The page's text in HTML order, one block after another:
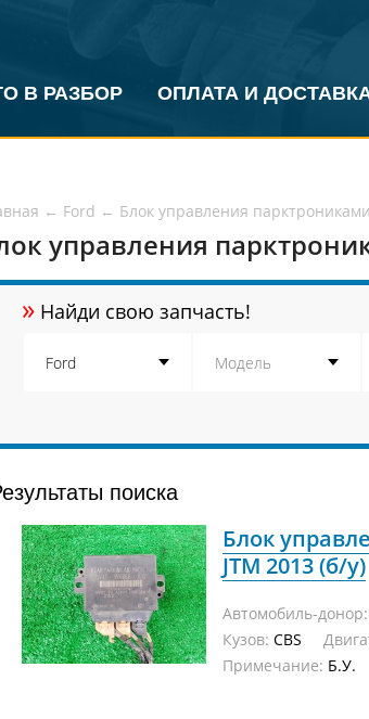
В РАЗБОР
ОПЛАТА И
← Ford ← Блок управления парктрониками
управления
» Найди свою запчасть!
поиска
Блок
JTM 2013 (б/у)
Автомобиль-донор:
Кузов: CBS
Примечание: Б.У.